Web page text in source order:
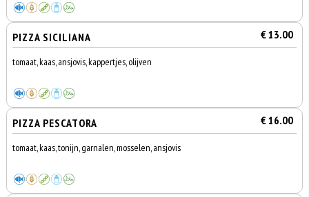
PIZZA SICILIANA € 13.00
tomaat, kaas, ansjovis, kappertjes, olijven
PIZZA PESCATORA € 16.00
tomaat, kaas, tonijn, garnalen, mosselen, ansjovis